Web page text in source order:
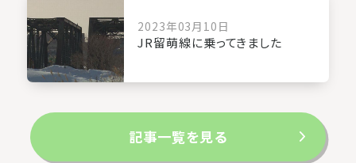
2023年03月10日
JR留萌線に乗ってきました
記事一覧を見る